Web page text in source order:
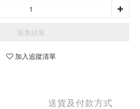
販售結束
加入追蹤清單
送貨及付款方式